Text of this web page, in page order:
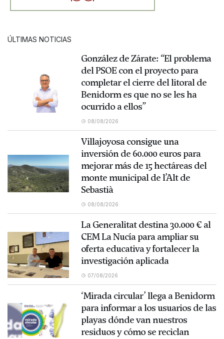
ÚLTIMAS NOTICIAS
González de Zárate: “El problema
del PSOE con el proyecto para
completar el cierre del litoral de
Benidorm es que no se les ha
ocurrido a ellos”
08/08/2026
Villajoyosa consigue una
inversión de 60.000 euros para
mejorar más de 15 hectáreas del
monte municipal de l’Alt de
Sebastià
08/08/2026
La Generalitat destina 30.000 € al
CEM La Nucía para ampliar su
oferta educativa y fortalecer la
investigación aplicada
07/08/2026
‘Mirada circular’ llega a Benidorm
para informar a los usuarios de las
playas dónde van nuestros
residuos y cómo se reciclan